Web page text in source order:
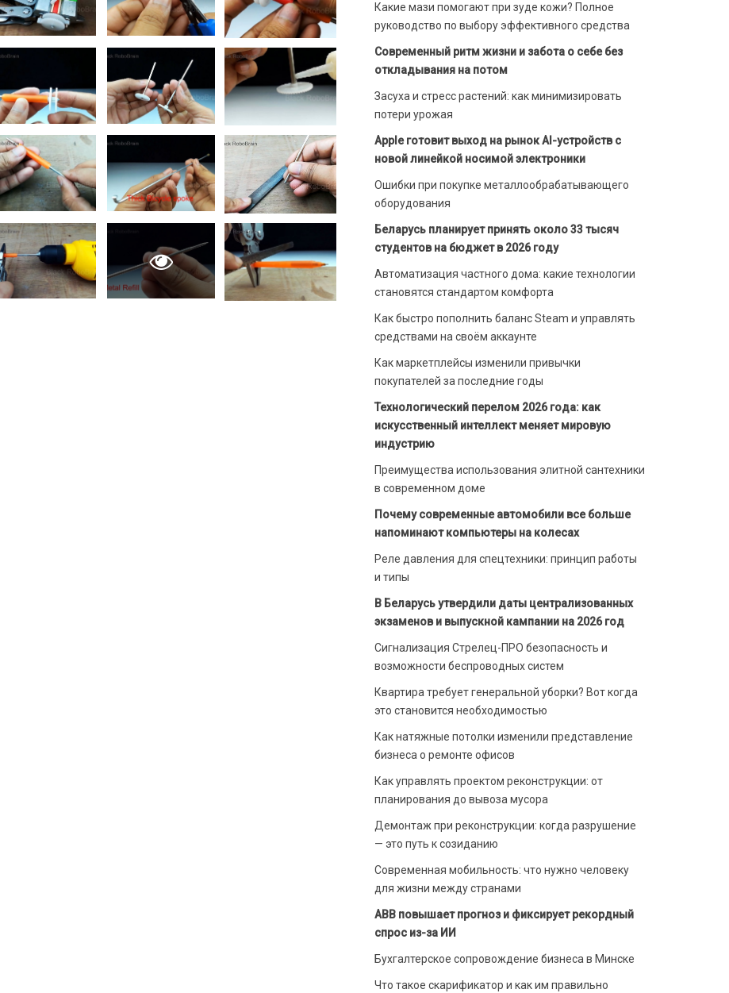
Какие мази помогают при зуде кожи? Полное
руководство по выбору эффективного средства
Современный ритм жизни и забота о себе без
откладывания на потом
Засуха и стресс растений: как минимизировать
потери урожая
Apple готовит выход на рынок AI-устройств с
новой линейкой носимой электроники
Ошибки при покупке металлообрабатывающего
оборудования
Беларусь планирует принять около 33 тысяч
студентов на бюджет в 2026 году
Автоматизация частного дома: какие технологии
становятся стандартом комфорта
Как быстро пополнить баланс Steam и управлять
средствами на своём аккаунте
Как маркетплейсы изменили привычки
покупателей за последние годы
Технологический перелом 2026 года: как
искусственный интеллект меняет мировую
индустрию
Преимущества использования элитной сантехники
в современном доме
Почему современные автомобили все больше
напоминают компьютеры на колесах
Реле давления для спецтехники: принцип работы
и типы
В Беларусь утвердили даты централизованных
экзаменов и выпускной кампании на 2026 год
Сигнализация Стрелец-ПРО безопасность и
возможности беспроводных систем
Квартира требует генеральной уборки? Вот когда
это становится необходимостью
Как натяжные потолки изменили представление
бизнеса о ремонте офисов
Как управлять проектом реконструкции: от
планирования до вывоза мусора
Демонтаж при реконструкции: когда разрушение
— это путь к созиданию
Современная мобильность: что нужно человеку
для жизни между странами
ABB повышает прогноз и фиксирует рекордный
спрос из-за ИИ
Бухгалтерское сопровождение бизнеса в Минске
Что такое скарификатор и как им правильно